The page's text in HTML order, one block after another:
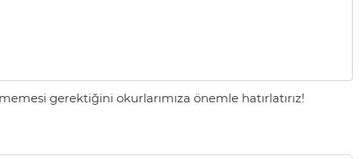
gerektiğini okurlarımıza önemle hatırlatırız!